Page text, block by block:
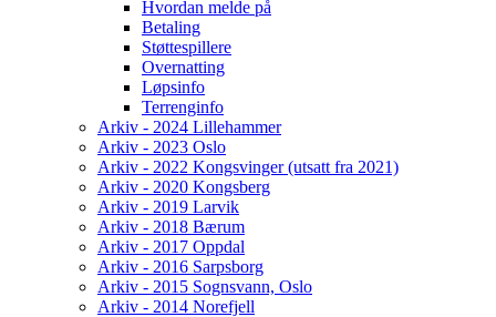
Hvordan melde på
Betaling
Støttespillere
Overnatting
Løpsinfo
Terrenginfo
Arkiv - 2024 Lillehammer
Arkiv - 2023 Oslo
Arkiv - 2022 Kongsvinger (utsatt fra 2021)
Arkiv - 2020 Kongsberg
Arkiv - 2019 Larvik
Arkiv - 2018 Bærum
Arkiv - 2017 Oppdal
Arkiv - 2016 Sarpsborg
Arkiv - 2015 Sognsvann, Oslo
Arkiv - 2014 Norefjell